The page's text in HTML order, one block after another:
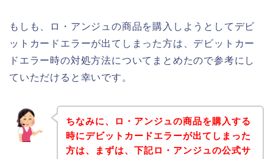
もしも、ロ・アンジュの商品を購入しようとしてデビ
ットカードエラーが出てしまった方は、デビットカー
ドエラー時の対処方法についてまとめたので参考にし
ていただけると幸いです。
ちなみに、ロ・アンジュの商品を購入する
時にデビットカードエラーが出てしまった
方は、まずは、下記ロ・アンジュの公式サ